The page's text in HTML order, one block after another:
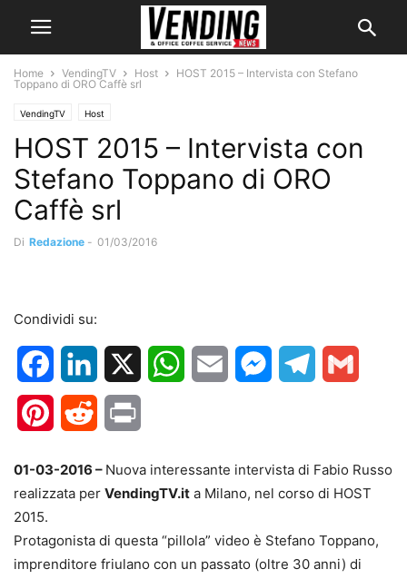
Home VendingTV Host
HOST 2015 – Intervista con Stefano
Toppano di ORO Caffè srl
VendingTV Host
HOST 2015 – Intervista con
Stefano Toppano di ORO
Caffè srl
Di Redazione - 01/03/2016
Condividi su:
FacebookLinkedIn WhatsApp
Email MessengerTelegram
PinterestReddit
01-03-2016 – Nuova interessante intervista di Fabio Russo
realizzata per VendingTV.it a Milano, nel corso di HOST
2015.
Protagonista di questa “pillola” video è Stefano Toppano,
imprenditore friulano con un passato (oltre 30 anni) di